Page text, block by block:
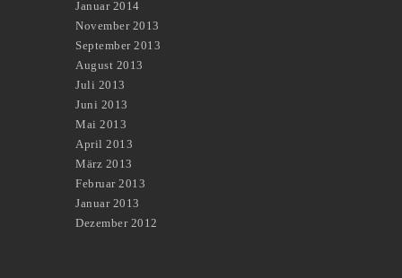
Januar 2014
November 2013
September 2013
August 2013
Juli 2013
Juni 2013
Mai 2013
April 2013
März 2013
Februar 2013
Januar 2013
Dezember 2012